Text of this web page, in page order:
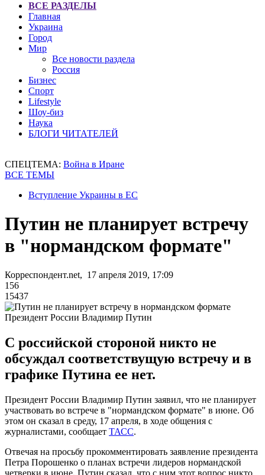
ВСЕ РАЗДЕЛЫ
Главная
Украина
Город
Мир
Все новости раздела
Россия
Бизнес
Спорт
Lifestyle
Шоу-биз
Наука
БЛОГИ ЧИТАТЕЛЕЙ
СПЕЦТЕМА: Война в Иране
ВСЕ ТЕМЫ
Вступление Украины в ЕС
Путин не планирует встречу
в "нормандском формате"
Корреспондент.net, 17 апреля 2019, 17:09
156
15437
Президент России Владимир Путин
С российской стороной никто не
обсуждал соответствущую встречу и в
графике Путина ее нет.
Президент России Владимир Путин заявил, что не планирует
участвовать во встрече в "нормандском формате" в июне. Об
этом он сказал в среду, 17 апреля, в ходе общения с
журналистами, сообщает ТАСС.
Отвечая на просьбу прокомментировать заявление президента
Петра Порошенко о планах встречи лидеров нормандской
четверки в июне, Путин сказал, что с ним этот вопрос никто